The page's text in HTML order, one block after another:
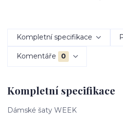
Kompletní specifikace
Komentáře 0
Kompletní specifikace
Dámské šaty WEEK